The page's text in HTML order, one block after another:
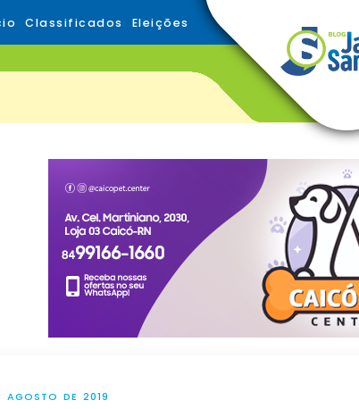
Classificados Eleições
AGOSTO DE 2019